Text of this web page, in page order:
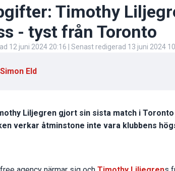
Timothy
- tyst från Toronto
12 juni 2024 20:16 | Senast redigerad 13 juni 2024
Simon Eld
Liljegren gjort sin sista match i
verkar åtminstone inte vara klubbens